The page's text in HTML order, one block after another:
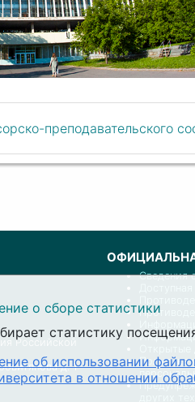
преподавательского
Российской
д. 1
Сведения
Политика
о сборе статистики
статистику
об использовании
в отношении